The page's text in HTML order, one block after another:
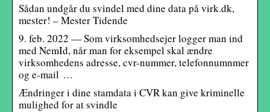
Sådan undgår du svindel med dine data på virk.dk,
mester! – Mester Tidende
9. feb. 2022 — Som virksomhedsejer logger man ind
med NemId, når man for eksempel skal ændre
virksomhedens adresse, cvr-nummer, telefonnumnmer
og e-mail …
Ændringer i dine stamdata i CVR kan give kriminelle
mulighed for at svindle